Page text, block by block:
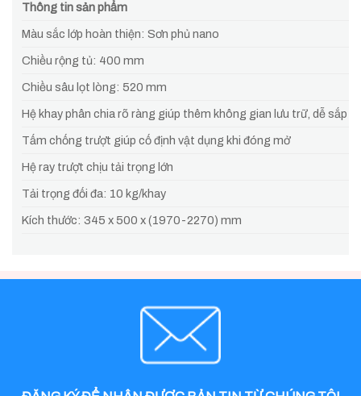
Thông tin sản phẩm
Màu sắc lớp hoàn thiện: Sơn phủ nano
Chiều rộng tủ: 400 mm
Chiều sâu lọt lòng: 520 mm
Hệ khay phân chia rõ ràng giúp thêm không gian lưu trữ, dễ sắp
Tấm chống trượt giúp cố định vật dụng khi đóng mở
Hệ ray trượt chịu tải trọng lớn
Tải trọng đối đa: 10 kg/khay
Kích thước: 345 x 500 x (1970-2270) mm